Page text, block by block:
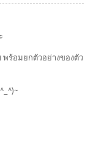
พร้อมยกตัวอย่างของตัว